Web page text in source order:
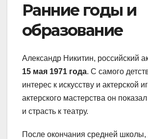
Ранние годы и
образование
Александр Никитин, российский
15 мая 1971 года. С самого
интерес к искусству и актерской
актерского мастерства он
и страсть к театру.
После окончания средней школы,